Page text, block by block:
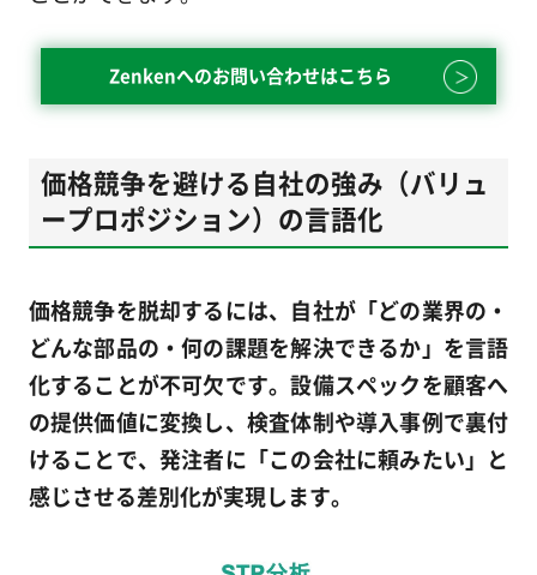
Zenkenへのお問い合わせはこちら
価格競争を避ける自社の強み（バリュ
ープロポジション）の言語化
価格競争を脱却するには、自社が「どの業界の・
どんな部品の・何の課題を解決できるか」を言語
化することが不可欠です。設備スペックを顧客へ
の提供価値に変換し、検査体制や導入事例で裏付
けることで、発注者に「この会社に頼みたい」と
感じさせる差別化が実現します。